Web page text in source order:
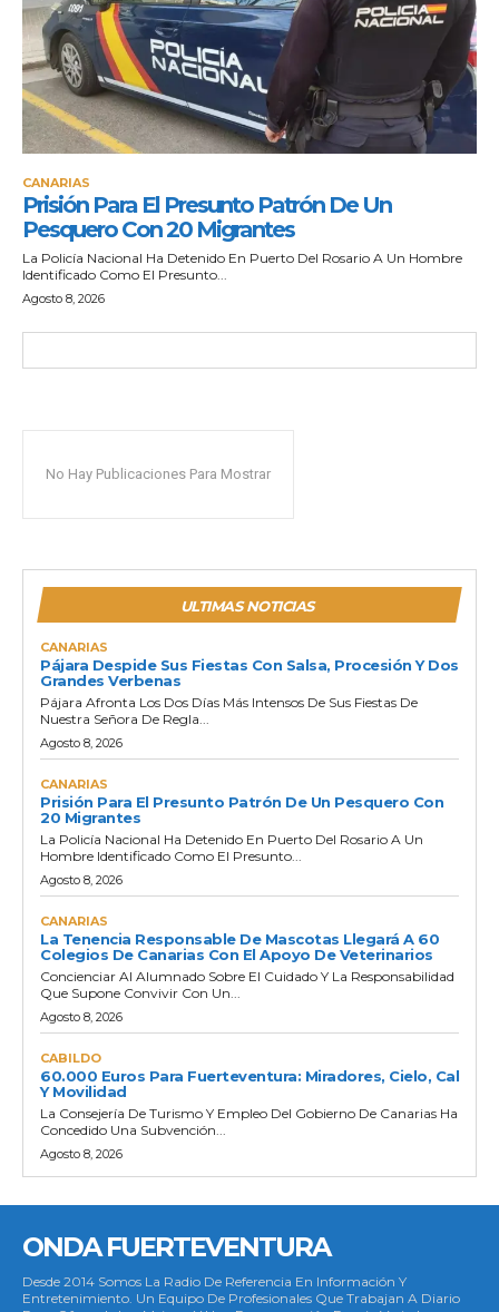
CANARIAS
Prisión Para El Presunto Patrón De Un
Pesquero Con 20 Migrantes
La Policía Nacional Ha Detenido En Puerto Del Rosario A Un Hombre
Identificado Como El Presunto...
Agosto 8, 2026
No Hay Publicaciones Para Mostrar
ULTIMAS NOTICIAS
CANARIAS
Pájara Despide Sus Fiestas Con Salsa, Procesión Y Dos
Grandes Verbenas
Pájara Afronta Los Dos Días Más Intensos De Sus Fiestas De
Nuestra Señora De Regla...
Agosto 8, 2026
CANARIAS
Prisión Para El Presunto Patrón De Un Pesquero Con
20 Migrantes
La Policía Nacional Ha Detenido En Puerto Del Rosario A Un
Hombre Identificado Como El Presunto...
Agosto 8, 2026
CANARIAS
La Tenencia Responsable De Mascotas Llegará A 60
Colegios De Canarias Con El Apoyo De Veterinarios
Concienciar Al Alumnado Sobre El Cuidado Y La Responsabilidad
Que Supone Convivir Con Un...
Agosto 8, 2026
CABILDO
60.000 Euros Para Fuerteventura: Miradores, Cielo, Cal
Y Movilidad
La Consejería De Turismo Y Empleo Del Gobierno De Canarias Ha
Concedido Una Subvención...
Agosto 8, 2026
ONDA FUERTEVENTURA
Desde 2014 Somos La Radio De Referencia En Información Y
Entretenimiento. Un Equipo De Profesionales Que Trabajan A Diario